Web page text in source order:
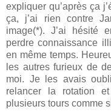
expliquer qu’après ça
ça, j’ai rien contre
image(*). J’ai hésité
perdre connaissance
en même temps.
les autres furieux de
moi. Je les avais
relancer la rotation
plusieurs tours comme